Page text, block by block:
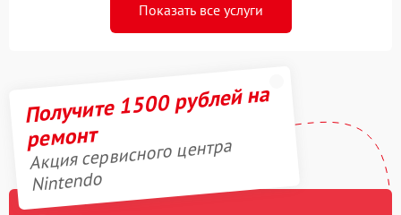
Показать все услуги
Получите 1500 рублей на
ремонт
Акция сервисного центра
Nintendo